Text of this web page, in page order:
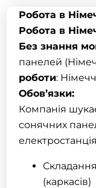
Робота в
Робота в
Без знання
панелей
роботи:
Обов’язки:
Компанія
сонячних
(каркасів)